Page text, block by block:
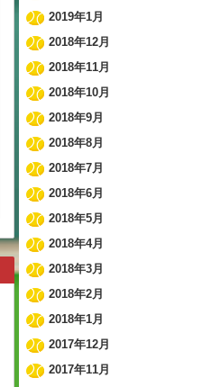
2019年1月
2018年12月
2018年11月
2018年10月
2018年9月
2018年8月
2018年7月
2018年6月
2018年5月
2018年4月
2018年3月
2018年2月
2018年1月
2017年12月
2017年11月